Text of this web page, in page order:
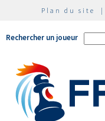
Plan du site
Rechercher un joueur